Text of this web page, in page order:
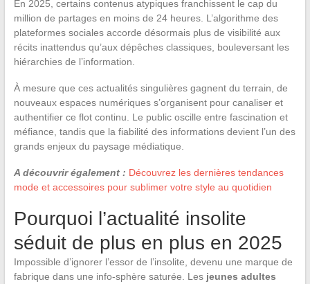
En 2025, certains contenus atypiques franchissent le cap du
million de partages en moins de 24 heures. L’algorithme des
plateformes sociales accorde désormais plus de visibilité aux
récits inattendus qu’aux dépêches classiques, bouleversant les
hiérarchies de l’information.
À mesure que ces actualités singulières gagnent du terrain, de
nouveaux espaces numériques s’organisent pour canaliser et
authentifier ce flot continu. Le public oscille entre fascination et
méfiance, tandis que la fiabilité des informations devient l’un des
grands enjeux du paysage médiatique.
A découvrir également : Découvrez les dernières tendances
mode et accessoires pour sublimer votre style au quotidien
Pourquoi l’actualité insolite
séduit de plus en plus en 2025
Impossible d’ignorer l’essor de l’insolite, devenu une marque de
fabrique dans une info-sphère saturée. Les jeunes adultes